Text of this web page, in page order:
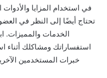
في استخدام المزايا
تحتاج أيضًا إلى النظر في
الخدمات والمميزات.
استفساراتك ومشاكلك أثناء
خبرات المستخدمين